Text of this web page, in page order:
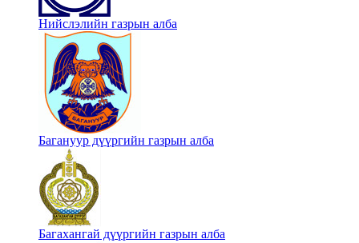
Нийслэлийн газрын алба
Багануур дүүргийн газрын алба
Багахангай дүүргийн газрын алба